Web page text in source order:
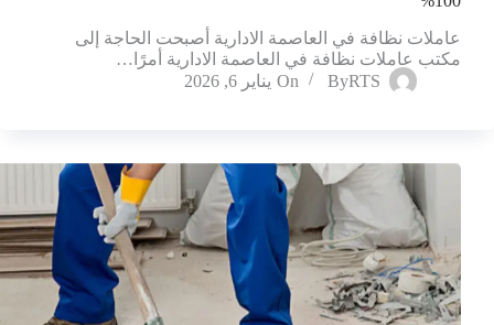
عاملات نظافة في العاصمة الادارية أصبحت الحاجة إلى
مكتب عاملات نظافة في العاصمة الادارية أمرًا…
ByRTS
On يناير 6, 2026